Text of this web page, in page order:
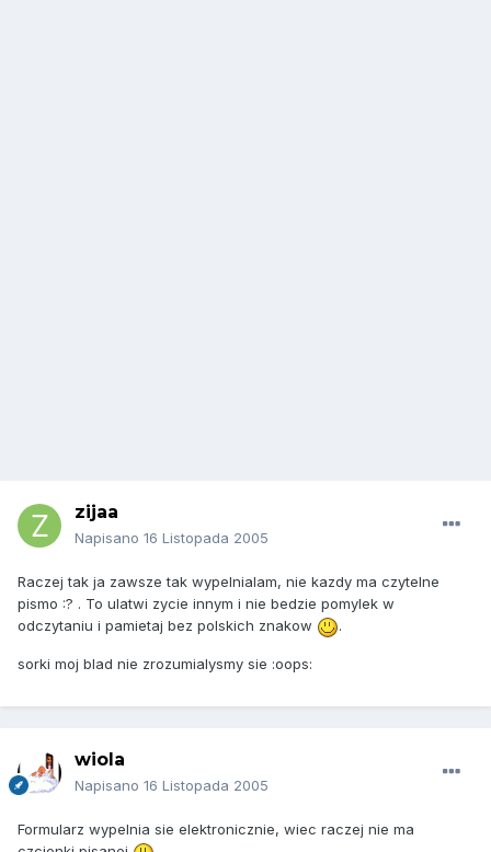
zijaa
Napisano 16 Listopada 2005
Raczej tak ja zawsze tak wypelnialam, nie kazdy ma czytelne
pismo :? . To ulatwi zycie innym i nie bedzie pomylek w
odczytaniu i pamietaj bez polskich znakow
.
sorki moj blad nie zrozumialysmy sie :oops:
wiola
Napisano 16 Listopada 2005
Formularz wypelnia sie elektronicznie, wiec raczej nie ma